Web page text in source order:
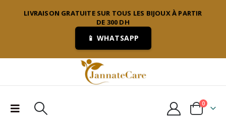
LIVRAISON GRATUITE SUR TOUS LES BIJOUX À PARTIR
DE 300 DH
📱 WHATSAPP
0